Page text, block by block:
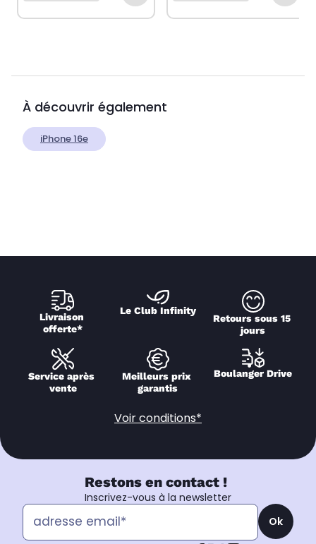
À découvrir également
iPhone 16e
Livraison
offerte*
Le Club Infinity
Retours sous 15
jours
Service après
vente
Meilleurs prix
garantis
Boulanger Drive
Voir conditions*
Restons en contact !
Inscrivez-vous à la newsletter
Ok